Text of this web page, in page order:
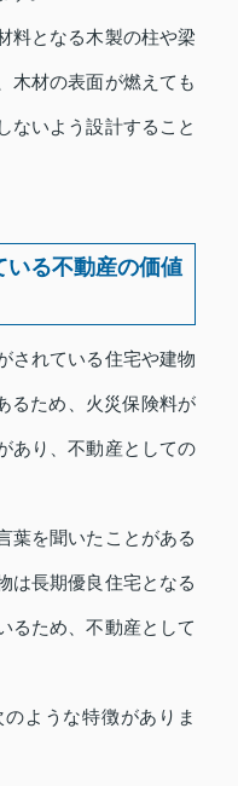
料となる木製の柱や梁
木材の表面が燃えても
ないよう設計すること
いる不動産の価値
されている住宅や建物
るため、火災保険料が
あり、不動産としての
葉を聞いたことがある
は長期優良住宅となる
るため、不動産として
ような特徴がありま